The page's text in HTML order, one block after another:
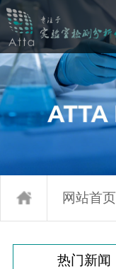
网站首页
热门新闻